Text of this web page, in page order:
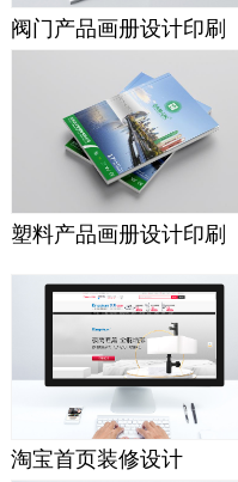
阀门产品画册设计印刷
塑料产品画册设计印刷
淘宝首页装修设计